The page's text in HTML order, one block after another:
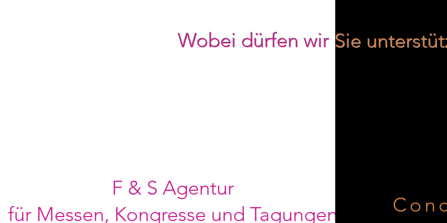
F & S Agentur
für Messen, Kongresse und Tagungen
Wobei dürfen wir Sie